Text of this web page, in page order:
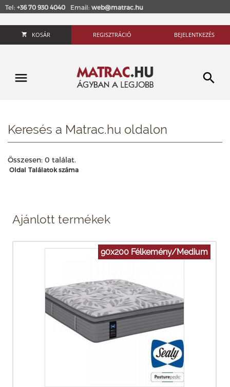
Tel: +36 70 930 4040 Email: web@matrac.hu
KOSÁR REGISZTRÁCIÓ BEJELENTKEZÉS
Keresés a Matrac.hu oldalon
Összesen: 0 találat.
Oldal Találatok száma
Ajánlott termékek
90x200 Félkemény/Medium